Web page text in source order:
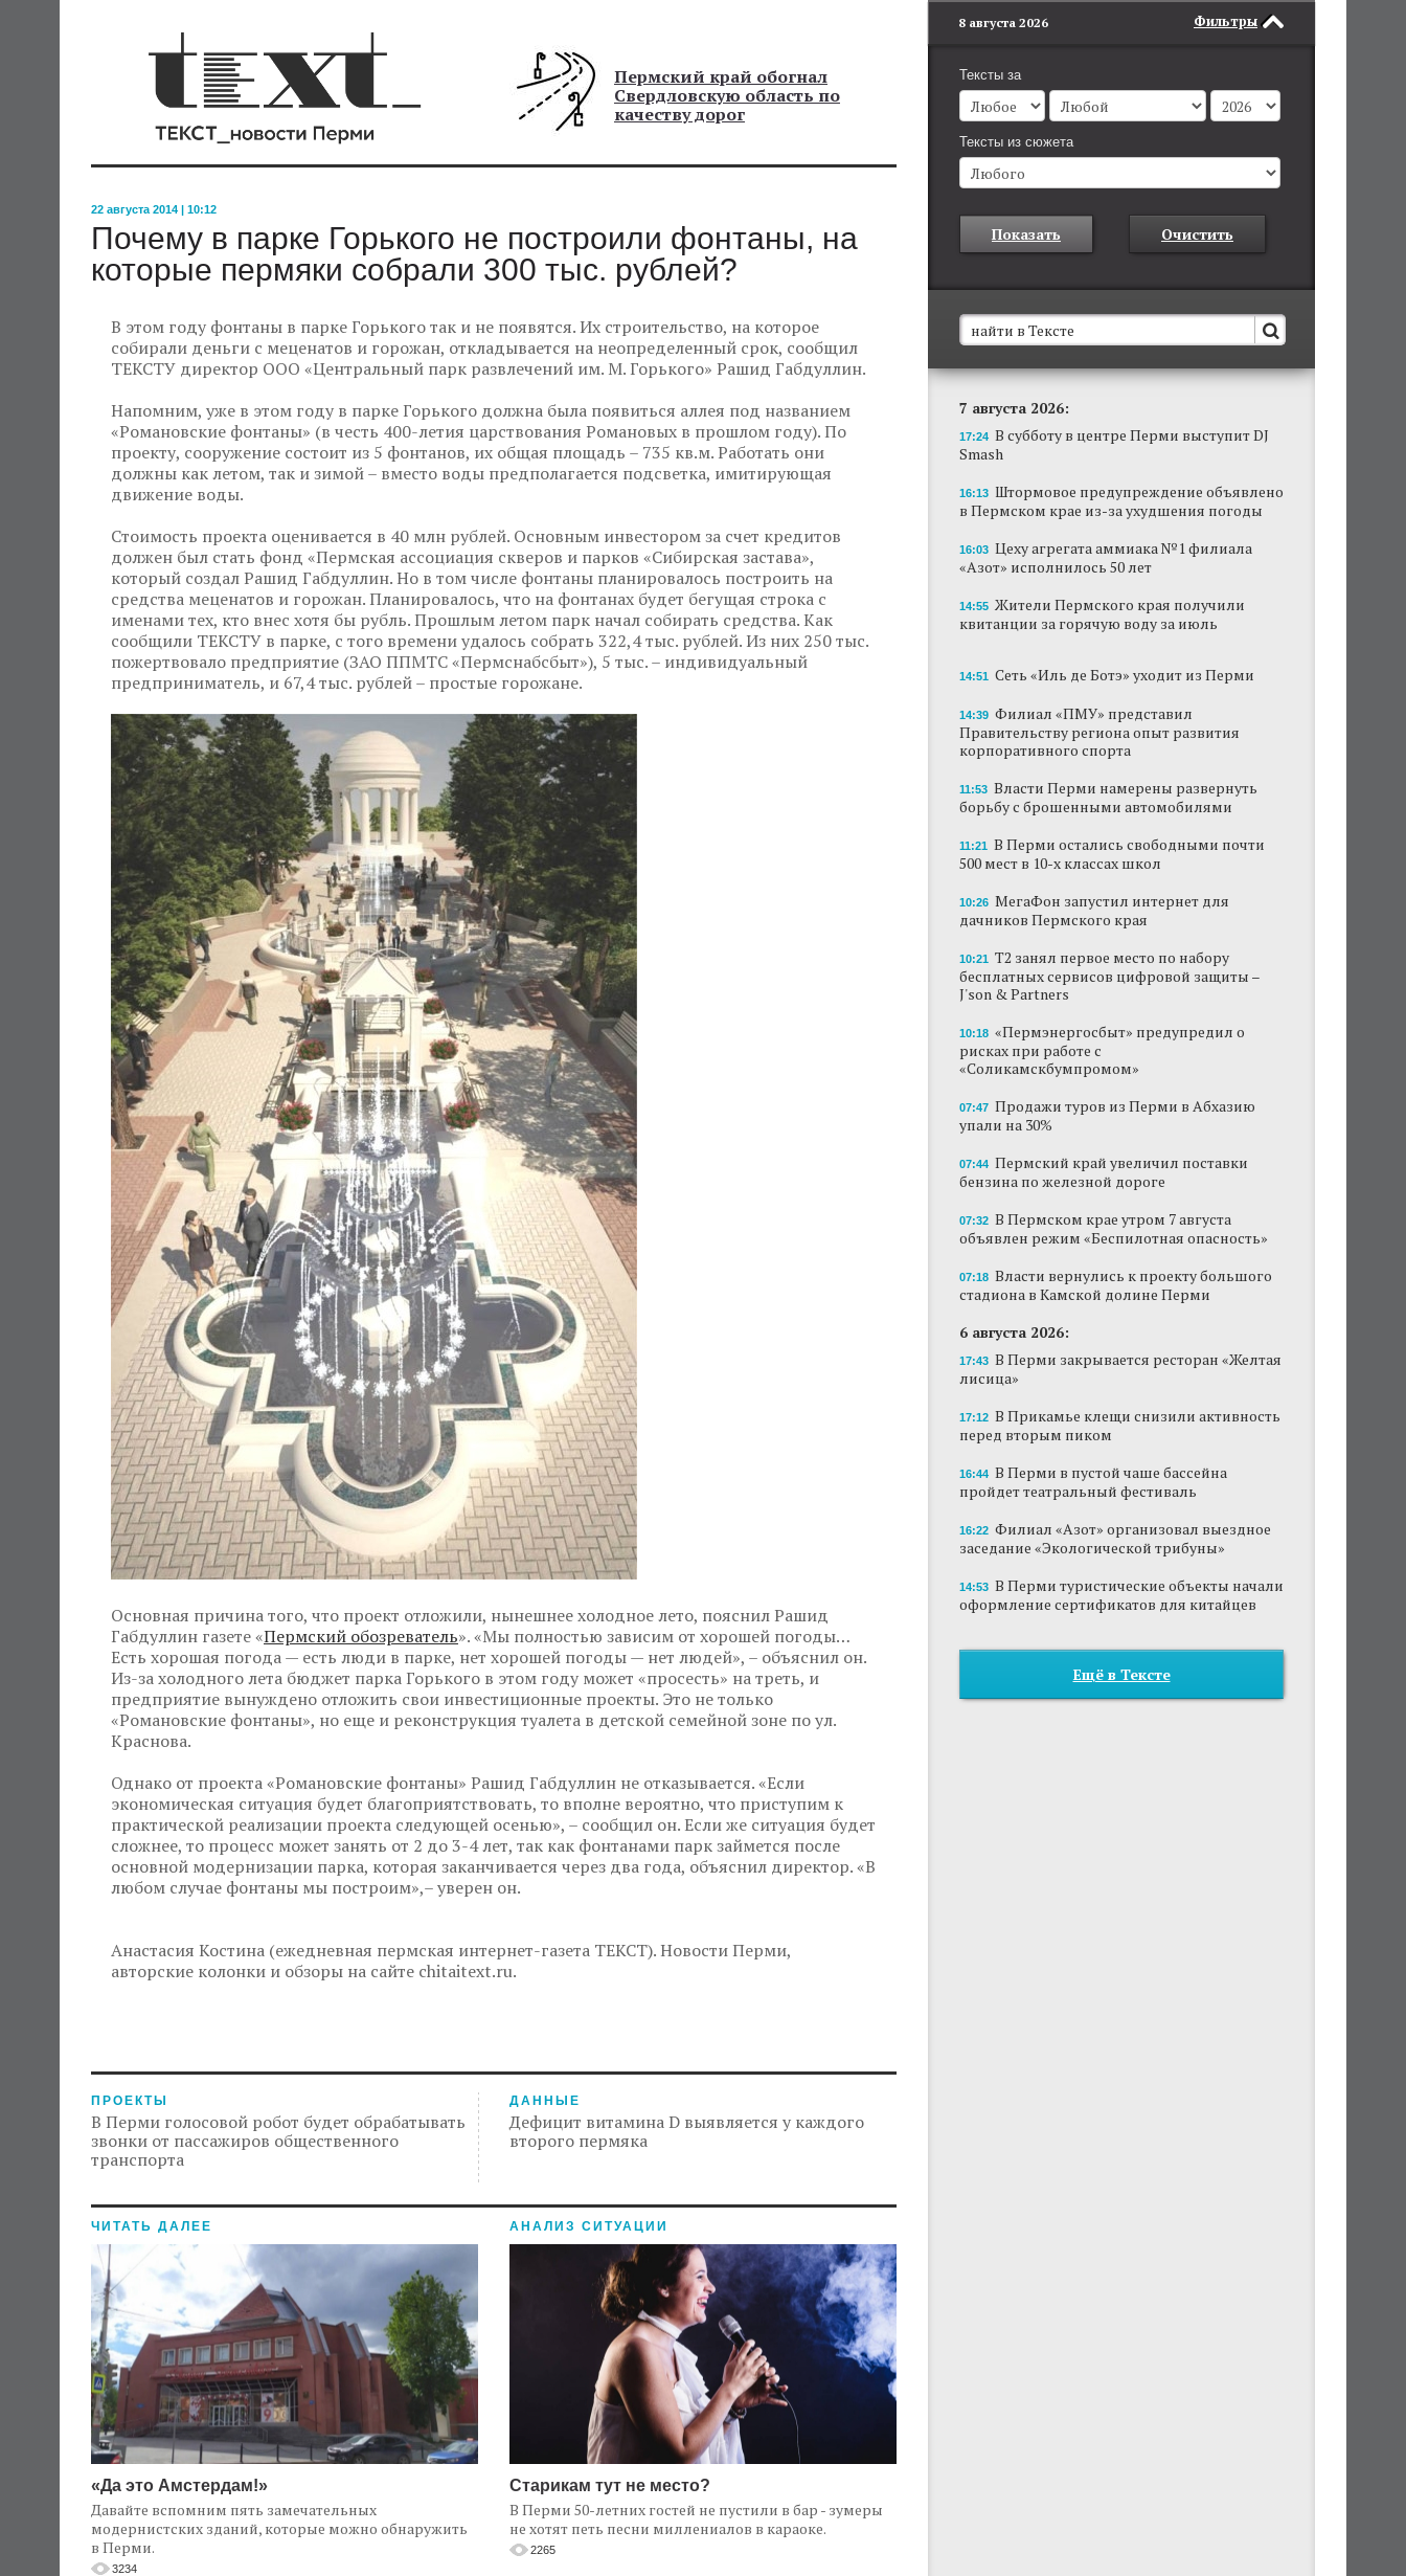
Пермский край обогнал
Свердловскую область по
качеству дорог
22 августа 2014 | 10:12
Почему в парке Горького не построили фонтаны, на
которые пермяки собрали 300 тыс. рублей?
В этом году фонтаны в парке Горького так и не появятся. Их строительство, на которое
собирали деньги с меценатов и горожан, откладывается на неопределенный срок, сообщил
ТЕКСТУ директор ООО «Центральный парк развлечений им. М. Горького» Рашид Габдуллин.
Напомним, уже в этом году в парке Горького должна была появиться аллея под названием
«Романовские фонтаны» (в честь 400-летия царствования Романовых в прошлом году). По
проекту, сооружение состоит из 5 фонтанов, их общая площадь – 735 кв.м. Работать они
должны как летом, так и зимой – вместо воды предполагается подсветка, имитирующая
движение воды.
Стоимость проекта оценивается в 40 млн рублей. Основным инвестором за счет кредитов
должен был стать фонд «Пермская ассоциация скверов и парков «Сибирская застава»,
который создал Рашид Габдуллин. Но в том числе фонтаны планировалось построить на
средства меценатов и горожан. Планировалось, что на фонтанах будет бегущая строка с
именами тех, кто внес хотя бы рубль. Прошлым летом парк начал собирать средства. Как
сообщили ТЕКСТУ в парке, с того времени удалось собрать 322,4 тыс. рублей. Из них 250 тыс.
пожертвовало предприятие (ЗАО ППМТС «Пермснабсбыт»), 5 тыс. – индивидуальный
предприниматель, и 67,4 тыс. рублей – простые горожане.
Основная причина того, что проект отложили, нынешнее холодное лето, пояснил Рашид
Габдуллин газете «Пермский обозреватель». «Мы полностью зависим от хорошей погоды…
Есть хорошая погода — есть люди в парке, нет хорошей погоды — нет людей», – объяснил он.
Из-за холодного лета бюджет парка Горького в этом году может «просесть» на треть, и
предприятие вынуждено отложить свои инвестиционные проекты. Это не только
«Романовские фонтаны», но еще и реконструкция туалета в детской семейной зоне по ул.
Краснова.
Однако от проекта «Романовские фонтаны» Рашид Габдуллин не отказывается. «Если
экономическая ситуация будет благоприятствовать, то вполне вероятно, что приступим к
практической реализации проекта следующей осенью», – сообщил он. Если же ситуация будет
сложнее, то процесс может занять от 2 до 3-4 лет, так как фонтанами парк займется после
основной модернизации парка, которая заканчивается через два года, объяснил директор. «В
любом случае фонтаны мы построим»,– уверен он.
Анастасия Костина (ежедневная пермская интернет-газета ТЕКСТ). Новости Перми,
авторские колонки и обзоры на сайте chitaitext.ru.
ПРОЕКТЫ
В Перми голосовой робот будет обрабатывать
звонки от пассажиров общественного
транспорта
ДАННЫЕ
Дефицит витамина D выявляется у каждого
второго пермяка
ЧИТАТЬ ДАЛЕЕ
«Да это Амстердам!»
Давайте вспомним пять замечательных
модернистских зданий, которые можно обнаружить
в Перми.
3234
АНАЛИЗ СИТУАЦИИ
Старикам тут не место?
В Перми 50-летних гостей не пустили в бар - зумеры
не хотят петь песни миллениалов в караоке.
2265
Фильтры
8 августа 2026
Тексты за
Тексты из сюжета
Показать Очистить
В Пермском крае установят новые станции
обнаружения беспилотников
Они используются для обнаружения и
отслеживания БПЛА в воздухе.
В субботу в центре Перми выступит DJ Smash
Сеть «Иль де Ботэ» уходит из Перми
с брошенными автомобилями
стадиона в Камской долине Перми
В Перми закрывается ресторан «Желтая
лисица»
В Перми в пустой чаше бассейна пройдет
театральный фестиваль
7 августа 2026:
17:24 В субботу в центре Перми выступит DJ
Smash
16:13 Штормовое предупреждение объявлено
в Пермском крае из-за ухудшения погоды
16:03 Цеху агрегата аммиака №1 филиала
«Азот» исполнилось 50 лет
14:55 Жители Пермского края получили
квитанции за горячую воду за июль
14:51 Сеть «Иль де Ботэ» уходит из Перми
14:39 Филиал «ПМУ» представил
Правительству региона опыт развития
корпоративного спорта
11:53 Власти Перми намерены развернуть
борьбу с брошенными автомобилями
11:21 В Перми остались свободными почти
500 мест в 10-х классах школ
10:26 МегаФон запустил интернет для
дачников Пермского края
10:21 Т2 занял первое место по набору
бесплатных сервисов цифровой защиты –
J'son & Partners
10:18 «Пермэнергосбыт» предупредил о
рисках при работе с
«Соликамскбумпромом»
07:47 Продажи туров из Перми в Абхазию
упали на 30%
07:44 Пермский край увеличил поставки
бензина по железной дороге
07:32 В Пермском крае утром 7 августа
объявлен режим «Беспилотная опасность»
07:18 Власти вернулись к проекту большого
стадиона в Камской долине Перми
6 августа 2026:
17:43 В Перми закрывается ресторан «Желтая
лисица»
17:12 В Прикамье клещи снизили активность
перед вторым пиком
16:44 В Перми в пустой чаше бассейна
пройдет театральный фестиваль
16:22 Филиал «Азот» организовал выездное
заседание «Экологической трибуны»
14:53 В Перми туристические объекты начали
оформление сертификатов для китайцев
Ещё в Тексте